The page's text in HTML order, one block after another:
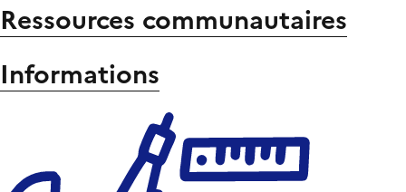
Ressources communautaires
Informations